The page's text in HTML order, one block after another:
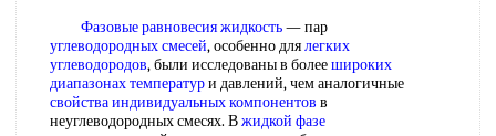
Фазовые равновесия жидкость— пар
углеводородных смесей, особенно длялегких
углеводородов, были исследованы в болеешироких
диапазонах температури давлений, чем аналогичные
свойства индивидуальных компонентов в
неуглеводородных смесях. Вжидкой фазе